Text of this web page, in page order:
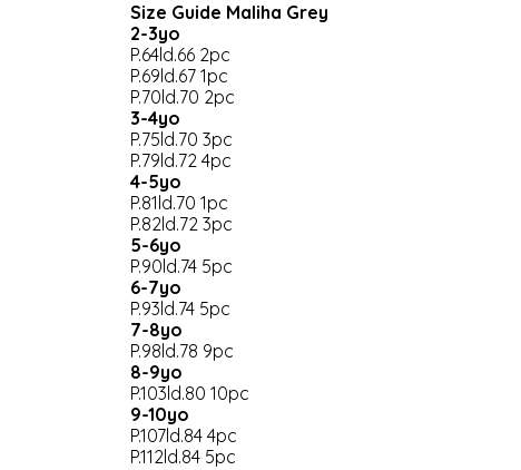
Size Guide Maliha Grey
2-3yo
P.64ld.66 2pc
P.69ld.67 1pc
P.70ld.70 2pc
3-4yo
P.75ld.70 3pc
P.79ld.72 4pc
4-5yo
P.81ld.70 1pc
P.82ld.72 3pc
5-6yo
P.90ld.74 5pc
6-7yo
P.93ld.74 5pc
7-8yo
P.98ld.78 9pc
8-9yo
P.103ld.80 10pc
9-10yo
P.107ld.84 4pc
P.112ld.84 5pc